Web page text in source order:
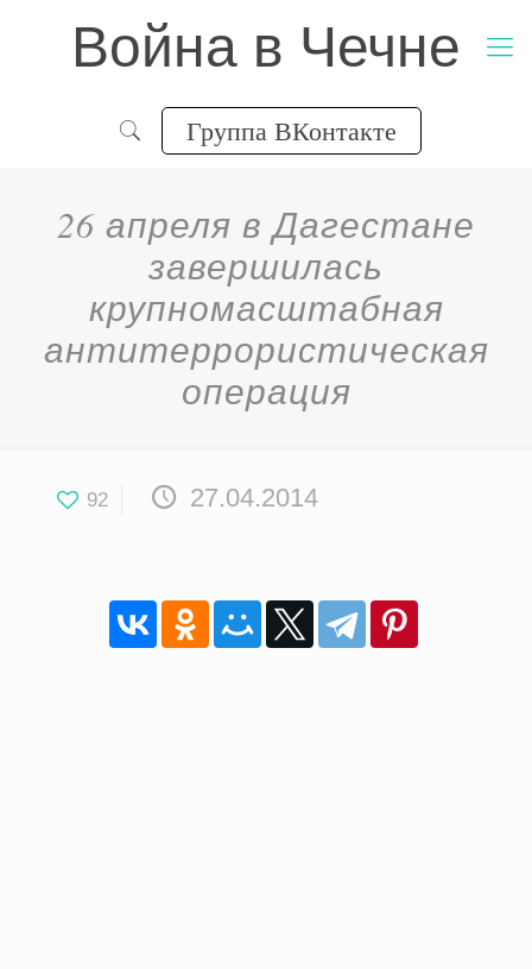
Война в Чечне
Группа ВКонтакте
26 апреля в Дагестане
завершилась
крупномасштабная
антитеррористическая
операция
92 27.04.2014